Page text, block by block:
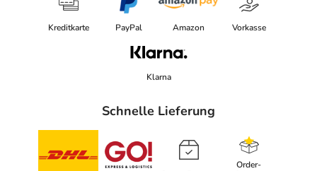
Kreditkarte PayPal Amazon Vorkasse
Klarna
Schnelle Lieferung
Order-